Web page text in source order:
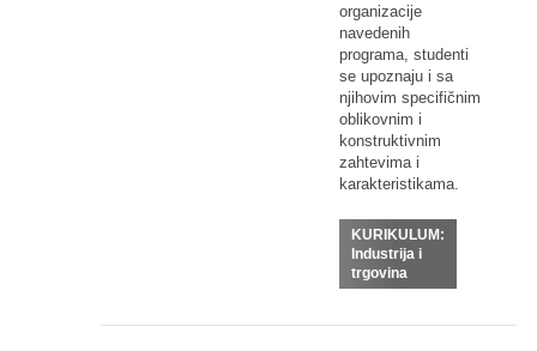
organizacije
navedenih
programa, studenti
se upoznaju i sa
njihovim specifičnim
oblikovnim i
konstruktivnim
zahtevima i
karakteristikama.
KURIKULUM:
Industrija i
trgovina